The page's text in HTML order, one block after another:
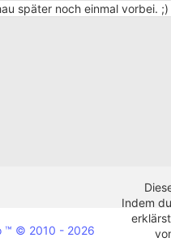
später noch einmal vorbei. ;)
™ © 2010 - 2026
Indem